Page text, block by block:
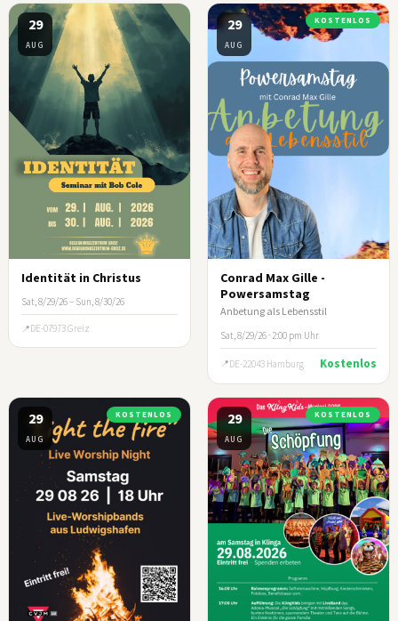
29
AUG
Identität in Christus
Sat, 8/29/26 – Sun, 8/30/26
DE-07973 Greiz
29
AUG
KOSTENLOS
Conrad Max Gille -
Powersamstag
Anbetung als Lebensstil
Sat, 8/29/26 · 2:00 pm Uhr
DE-22043 Hamburg Kostenlos
29
AUG
KOSTENLOS 29
AUG
KOSTENLOS